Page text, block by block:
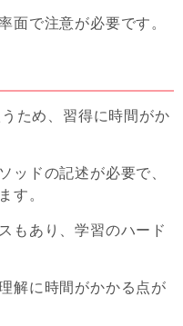
面で注意が必要です。
ため、習得に時間がか
ッドの記述が必要で、
す。
もあり、学習のハード
解に時間がかかる点が